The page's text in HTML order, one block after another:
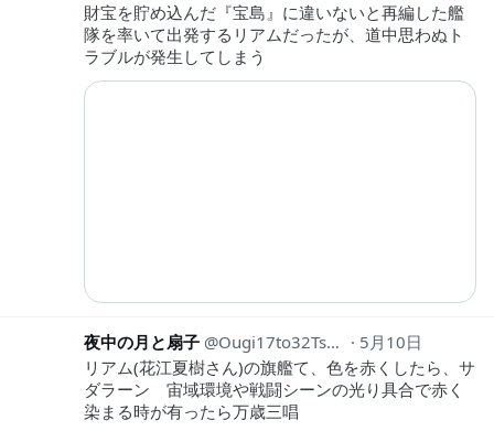
財宝を貯め込んだ『宝島』に違いないと再編した艦
隊を率いて出発するリアムだったが、道中思わぬト
ラブルが発生してしまう
夜中の月と扇子 Ougi17to32Tsuki
5月10日
リアム(花江夏樹さん)の旗艦て、色を赤くしたら、サ
ダラーン 宙域環境や戦闘シーンの光り具合で赤く
染まる時が有ったら万歳三唱